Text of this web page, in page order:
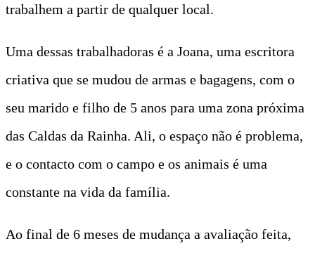
trabalhem a partir de qualquer local.
Uma dessas trabalhadoras é a Joana, uma escritora
criativa que se mudou de armas e bagagens, com o
seu marido e filho de 5 anos para uma zona próxima
das Caldas da Rainha. Ali, o espaço não é problema,
e o contacto com o campo e os animais é uma
constante na vida da família.
Ao final de 6 meses de mudança a avaliação feita,